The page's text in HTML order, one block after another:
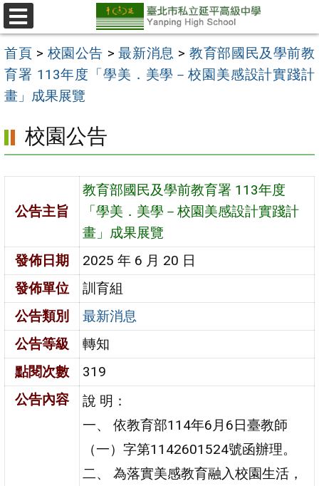
跳
至
主
要
內
選
單
首頁 > 校園公告 >最新消息 > 教育部國民及學前教
育署 113年度「學美．美學－校園美感設計實踐計
畫」成果展覽
校園公告
公告主旨
教育部國民及學前教育署 113年度
「學美．美學－校園美感設計實踐計
畫」成果展覽
發佈日期
2025 年 6 月 20 日
發佈單位
訓育組
公告類別
最新消息
公告等級
轉知
點閱次數
319
公告內容
說 明：
一、 依教育部114年6月6日臺教師
（一）字第1142601524號函辦理。
二、 為落實美感教育融入校園生活，